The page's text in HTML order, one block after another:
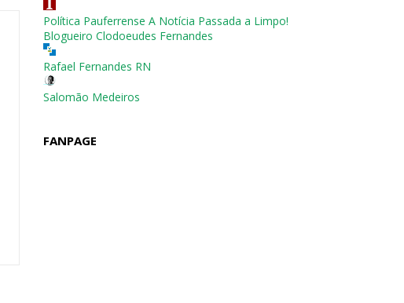
Política Pauferrense A Notícia Passada a Limpo!
Blogueiro Clodoeudes Fernandes
Rafael Fernandes RN
Salomão Medeiros
FANPAGE